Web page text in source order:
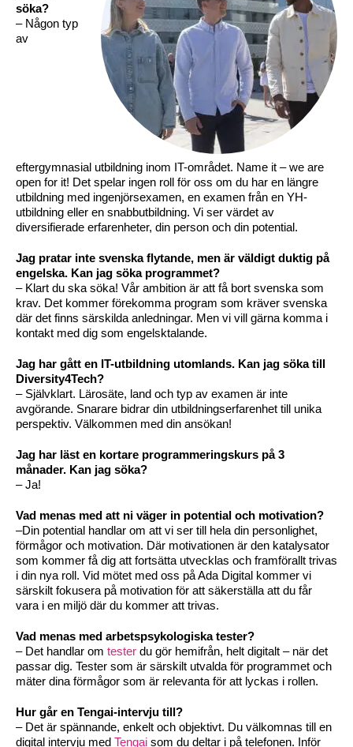
söka?
– Någon typ
av
eftergymnasial utbildning inom IT-området. Name it – we are
open for it! Det spelar ingen roll för oss om du har en längre
utbildning med ingenjörsexamen, en examen från en YH-
utbildning eller en snabbutbildning. Vi ser värdet av
diversifierade erfarenheter, din person och din potential.
Jag pratar inte svenska flytande, men är väldigt duktig på
engelska. Kan jag söka programmet?
– Klart du ska söka! Vår ambition är att få bort svenska som
krav. Det kommer förekomma program som kräver svenska
där det finns särskilda anledningar. Men vi vill gärna komma i
kontakt med dig som engelsktalande.
Jag har gått en IT-utbildning utomlands. Kan jag söka till
Diversity4Tech?
– Självklart. Lärosäte, land och typ av examen är inte
avgörande. Snarare bidrar din utbildningserfarenhet till unika
perspektiv. Välkommen med din ansökan!
Jag har läst en kortare programmeringskurs på 3
månader. Kan jag söka?
– Ja!
Vad menas med att ni väger in potential och motivation?
–Din potential handlar om att vi ser till hela din personlighet,
förmågor och motivation. Där motivationen är den katalysator
som kommer få dig att fortsätta utvecklas och framförallt trivas
i din nya roll. Vid mötet med oss på Ada Digital kommer vi
särskilt fokusera på motivation för att säkerställa att du får
vara i en miljö där du kommer att trivas.
Vad menas med arbetspsykologiska tester?
– Det handlar om tester du gör hemifrån, helt digitalt – när det
passar dig. Tester som är särskilt utvalda för programmet och
mäter dina förmågor som är relevanta för att lyckas i rollen.
Hur går en Tengai-intervju till?
– Det är spännande, enkelt och objektivt. Du välkomnas till en
digital intervju med Tengai som du deltar i på telefonen. Inför